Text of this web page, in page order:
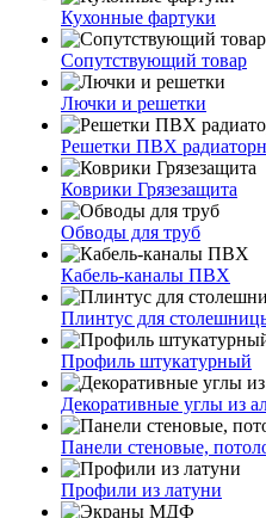
Кухонные фартуки
Сопутствующий товар
Лючки и решетки
Решетки ПВХ
Коврики Грязезащита
Обводы для труб
Кабель-каналы ПВХ
Плинтус для
Профиль штукатурный
Декоративные углы из
Панели стеновые,
Профили из латуни